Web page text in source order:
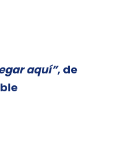
aquí”, de